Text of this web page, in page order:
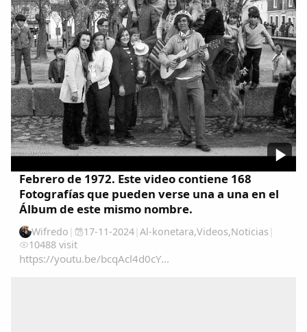
Febrero de 1972. Este video contiene 168
Fotografías que pueden verse una a una en el
Álbum de este mismo nombre.
Wifredo | 17-11-2024| Al-konetara,Videos,Noticias |
10488 visit
https://youtu.be/bcqAcl4d0cY...
Comparte
Compartir en Facebook
Compartir en Twitter
Copiar enlace